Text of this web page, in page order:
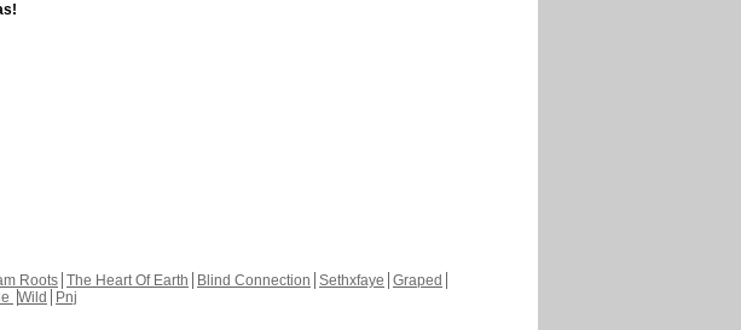
Roots The Heart Of Earth Blind Connection Sethxfaye Graped
Wild
Pnj